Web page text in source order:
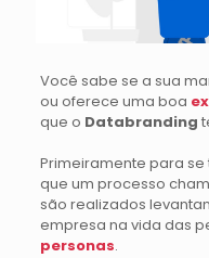
Você sabe se a sua
ou oferece uma boa
que o Databranding
Primeiramente para
que um processo
são realizados
empresa na vida das
personas.